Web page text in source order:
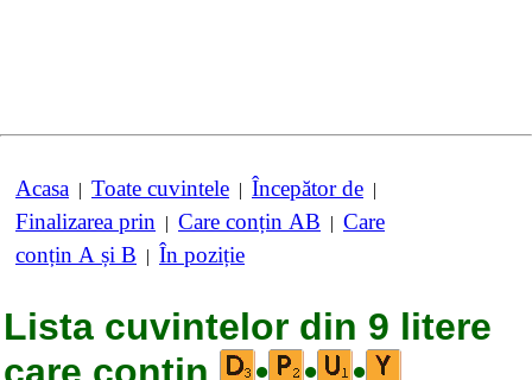
Acasa | Toate cuvintele | Începător de |
Finalizarea prin | Care conțin AB | Care
conțin A și B | În poziție
Lista cuvintelor din 9 litere